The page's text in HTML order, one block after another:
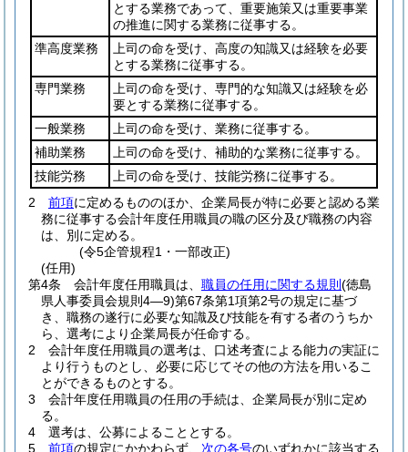
とする業務であって、重要施策又は重要事業
の推進に関する業務に従事する。
準高度業務
上司の命を受け、高度の知識又は経験を必要
とする業務に従事する。
専門業務
上司の命を受け、専門的な知識又は経験を必
要とする業務に従事する。
一般業務
上司の命を受け、業務に従事する。
補助業務
上司の命を受け、補助的な業務に従事する。
技能労務
上司の命を受け、技能労務に従事する。
2
前項に定めるもののほか、企業局長が特に必要と認める業
務に従事する会計年度任用職員の職の区分及び職務の内容
は、別に定める。
(令5企管規程1・一部改正)
(任用)
第4条
会計年度任用職員は、 職員の任用に関する規則 (徳島
県人事委員会規則4―9)第67条第1項第2号の規定に基づ
き、職務の遂行に必要な知識及び技能を有する者のうちか
ら、選考により企業局長が任命する。
2
会計年度任用職員の選考は、口述考査による能力の実証に
より行うものとし、必要に応じてその他の方法を用いるこ
とができるものとする。
3
会計年度任用職員の任用の手続は、企業局長が別に定め
る。
4
選考は、公募によることとする。
5
前項の規定にかかわらず、 次の各号のいずれかに該当する